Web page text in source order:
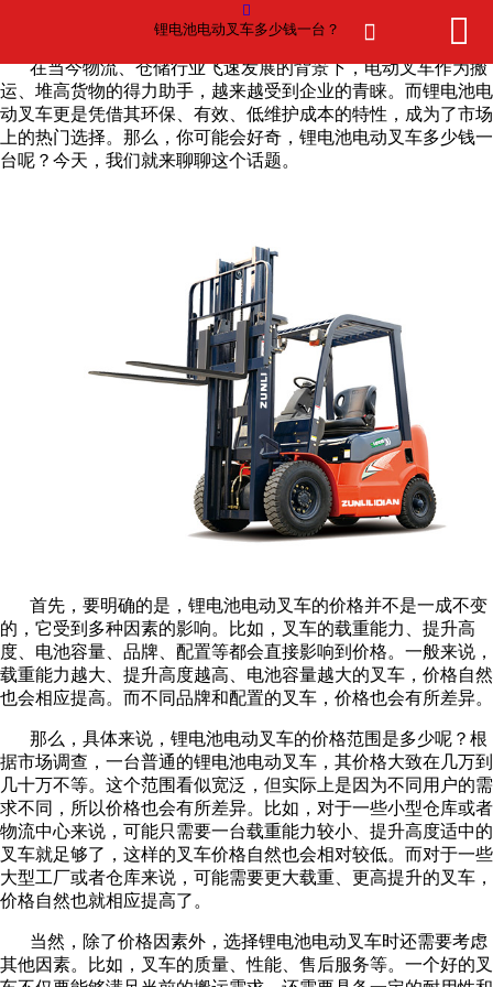
 网站首页
产品中心
新闻中心
荣誉资质
在线留言
联系我们

锂电池电动叉车多少钱一台？
 
锂电池电动叉车多少钱一台？
在当今物流、仓储行业飞速发展的背景下，电动叉车作为搬
运、堆高货物的得力助手，越来越受到企业的青睐。而锂电池电
动叉车更是凭借其环保、有效、低维护成本的特性，成为了市场
上的热门选择。那么，你可能会好奇，锂电池电动叉车多少钱一
台呢？今天，我们就来聊聊这个话题。
首先，要明确的是，锂电池电动叉车的价格并不是一成不变
的，它受到多种因素的影响。比如，叉车的载重能力、提升高
度、电池容量、品牌、配置等都会直接影响到价格。一般来说，
载重能力越大、提升高度越高、电池容量越大的叉车，价格自然
也会相应提高。而不同品牌和配置的叉车，价格也会有所差异。
那么，具体来说，锂电池电动叉车的价格范围是多少呢？根
据市场调查，一台普通的锂电池电动叉车，其价格大致在几万到
几十万不等。这个范围看似宽泛，但实际上是因为不同用户的需
求不同，所以价格也会有所差异。比如，对于一些小型仓库或者
物流中心来说，可能只需要一台载重能力较小、提升高度适中的
叉车就足够了，这样的叉车价格自然也会相对较低。而对于一些
大型工厂或者仓库来说，可能需要更大载重、更高提升的叉车，
价格自然也就相应提高了。
当然，除了价格因素外，选择锂电池电动叉车时还需要考虑
其他因素。比如，叉车的质量、性能、售后服务等。一个好的叉